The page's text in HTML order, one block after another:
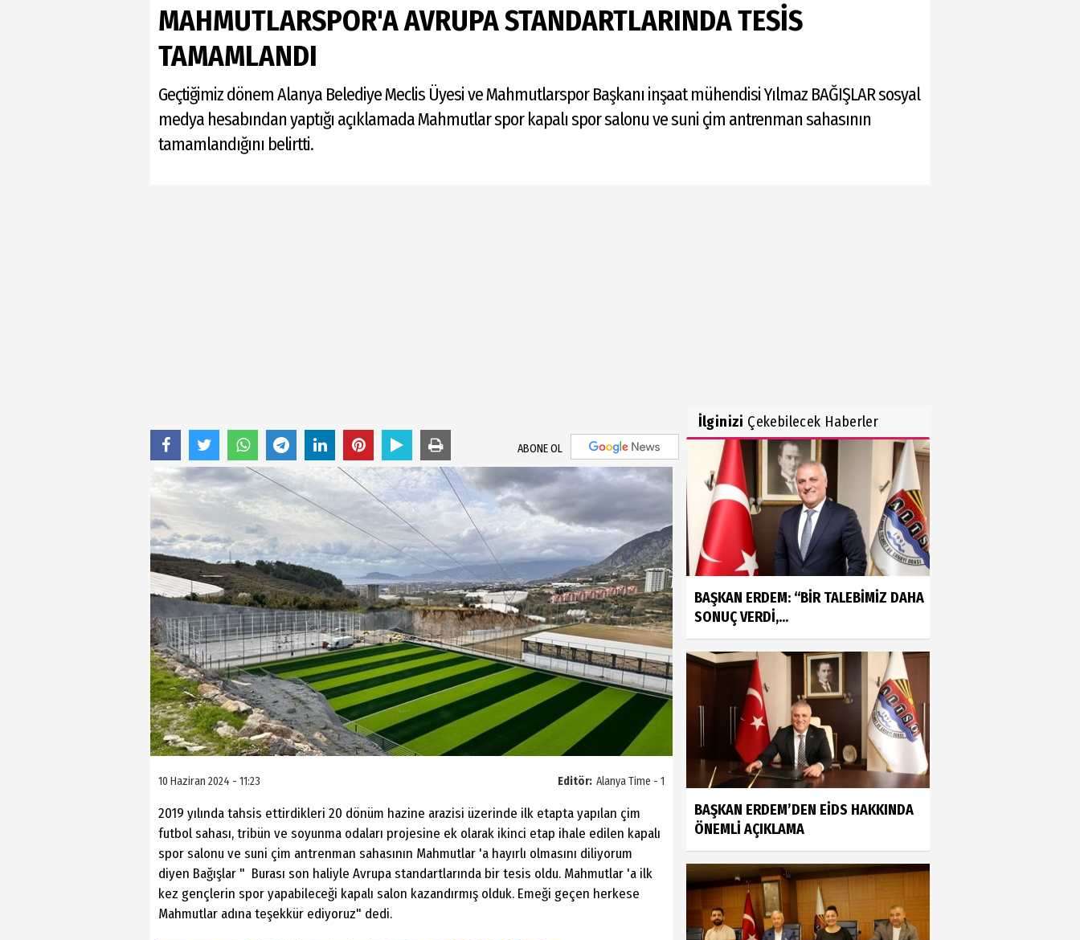
MAHMUTLARSPOR'A AVRUPA STANDARTLARINDA TESİS
TAMAMLANDI
Geçtiğimiz dönem Alanya Belediye Meclis Üyesi ve Mahmutlarspor Başkanı inşaat mühendisi Yılmaz BAĞIŞLAR sosyal
medya hesabından yaptığı açıklamada Mahmutlar spor kapalı spor salonu ve suni çim antrenman sahasının
tamamlandığını belirtti.
ABONE OL
Editör: Alanya Time - 1
10 Haziran 2024 - 11:23
2019 yılında tahsis ettirdikleri 20 dönüm hazine arazisi üzerinde ilk etapta yapılan çim
futbol sahası, tribün ve soyunma odaları projesine ek olarak ikinci etap ihale edilen kapalı
spor salonu ve suni çim antrenman sahasının Mahmutlar 'a hayırlı olmasını diliyorum
diyen Bağışlar " Burası son haliyle Avrupa standartlarında bir tesis oldu. Mahmutlar 'a ilk
kez gençlerin spor yapabileceği kapalı salon kazandırmış olduk. Emeği geçen herkese
Mahmutlar adına teşekkür ediyoruz" dedi.
İlginizi Çekebilecek Haberler
BAŞKAN ERDEM: “BİR TALEBİMİZ DAHA
SONUÇ VERDİ,...
BAŞKAN ERDEM’DEN EİDS HAKKINDA
ÖNEMLİ AÇIKLAMA